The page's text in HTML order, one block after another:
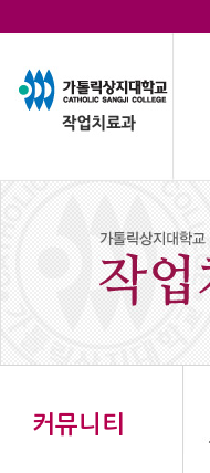
커뮤니티